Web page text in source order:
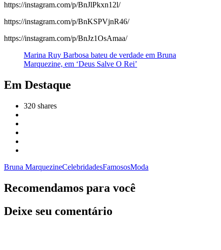
https://instagram.com/p/BnJlPkxn12l/
https://instagram.com/p/BnKSPVjnR46/
https://instagram.com/p/BnJz1OsAmaa/
Marina Ruy Barbosa bateu de verdade em Bruna
Marquezine, em ‘Deus Salve O Rei’
Em Destaque
320 shares
Bruna MarquezineCelebridadesFamososModa
Recomendamos para você
Deixe seu comentário